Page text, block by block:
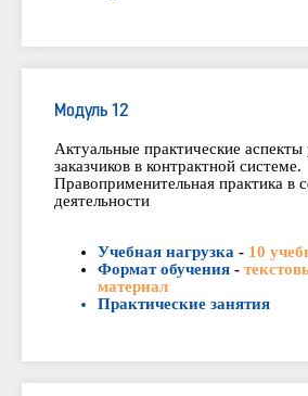
Модуль 12
Актуальные практические
заказчиков в контрактной системе.
Правоприменительная практика в
деятельности
Учебная нагрузка - 10
Формат обучения -
материал
Практические занятия